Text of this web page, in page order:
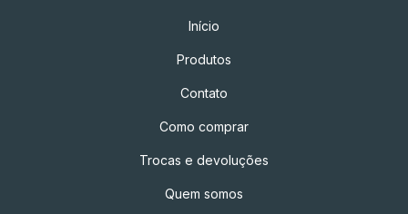
Início
Produtos
Contato
Como comprar
Trocas e devoluções
Quem somos